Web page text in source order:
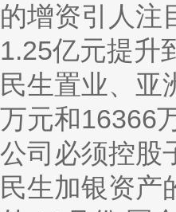
的增资引人注
1.25亿元提升
民生置业、亚
万元和16366
公司必须控股
民生加银资产